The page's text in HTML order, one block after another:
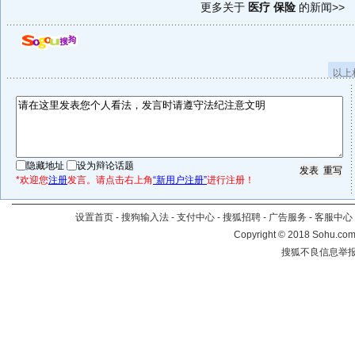
更多关于 医疗 保险的新闻>>
以
隐藏地址
设为辩论话题
*欢迎您注册发言。请点击右上角“新用户注册”进行注册！
设置首页 - 搜狗输入法 - 支付中心 - 搜狐招聘 - 广告服务 - 客服中心
Copyright©2018
搜狐不良信息举